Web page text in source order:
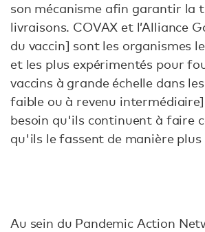
son mécanisme afin garantir la
livraisons. COVAX et l’Alliance
du vaccin] sont les organismes
et les plus expérimentés pour
vaccins à grande échelle dans
faible ou à revenu
besoin qu'ils continuent à faire
qu'ils le fassent de manière plus
Au sein du Pandemic Action